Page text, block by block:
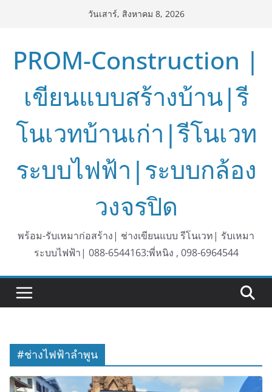
วันเสาร์, สิงหาคม 8, 2026
PROM-Construction |
เขียนแบบสร้างบ้าน|รี
โนเวทบ้านเก่า|รีโนเวท
ระบบไฟฟ้า|ระบบกล้อง
วงจรปิด
พร้อม-รับเหมาก่อสร้าง| ช่างเขียนแบบ รีโนเวท| รับเหมา
ระบบไฟฟ้า| 088-6544163:พี่หนิง , 098-6964544
#ช่างไฟฟ้าลำพูน